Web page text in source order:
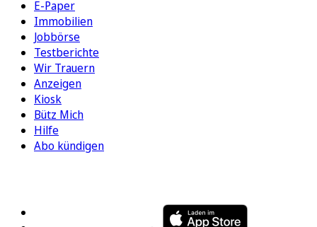
E-Paper
Immobilien
Jobbörse
Testberichte
Wir Trauern
Anzeigen
Kiosk
Bütz Mich
Hilfe
Abo kündigen